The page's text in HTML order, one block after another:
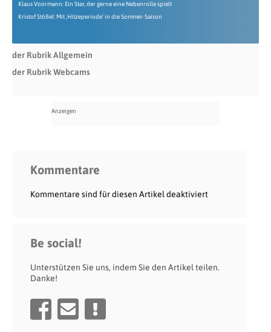
Klaus Voormann: Ein Star, der gerne eine Nebenrolle spielt
Kristof Stößel: Mit ‚Hitzeperiode‘ in die Sommer-Saison
der Rubrik Allgemein
der Rubrik Webcams
Kommentare
Kommentare sind für diesen Artikel deaktiviert
Be social!
Unterstützen Sie uns, indem Sie den Artikel teilen.
Danke!